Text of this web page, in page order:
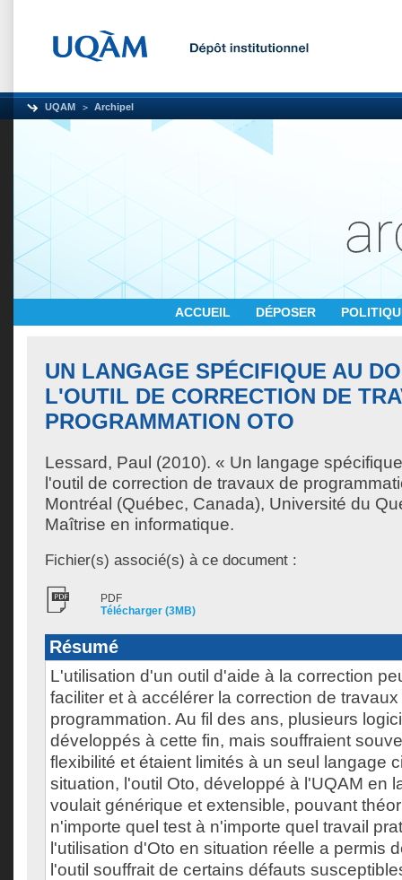
UQAM Archipel
ACCUEIL DÉPOSER
UN LANGAGE SPÉCIFIQUE AU
L'OUTIL DE CORRECTION DE
PROGRAMMATION OTO
Lessard, Paul (2010). « Un langage
l'outil de correction de travaux de
Montréal (Québec, Canada), Université du
Maîtrise en informatique.
Fichier(s) associé(s) à ce document :
PDF
Télécharger (3MB)
Résumé
L'utilisation d'un outil d'aide à la correction
faciliter et à accélérer la correction de
programmation. Au fil des ans, plusieurs
développés à cette fin, mais souffraient
flexibilité et étaient limités à un seul langage
situation, l'outil Oto, développé à l'UQAM en
voulait générique et extensible, pouvant
n'importe quel test à n'importe quel travail
l'utilisation d'Oto en situation réelle a permis
l'outil souffrait de certains défauts